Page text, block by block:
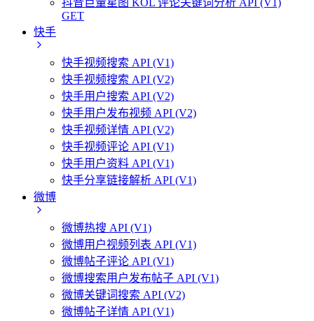
抖音巨量星图 KOL 评论关键词分析 API (V1)
GET
快手
快手视频搜索 API (V1)
快手视频搜索 API (V2)
快手用户搜索 API (V2)
快手用户发布视频 API (V2)
快手视频详情 API (V2)
快手视频评论 API (V1)
快手用户资料 API (V1)
快手分享链接解析 API (V1)
微博
微博热搜 API (V1)
微博用户视频列表 API (V1)
微博帖子评论 API (V1)
微博搜索用户发布帖子 API (V1)
微博关键词搜索 API (V2)
微博帖子详情 API (V1)